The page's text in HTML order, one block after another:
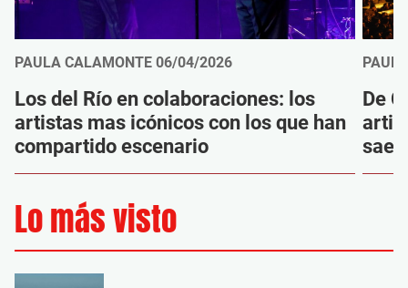
PAULA CALAMONTE 06/04/2026
Los del Río en colaboraciones: los
artistas mas icónicos con los que han
compartido escenario
De
Lo más visto